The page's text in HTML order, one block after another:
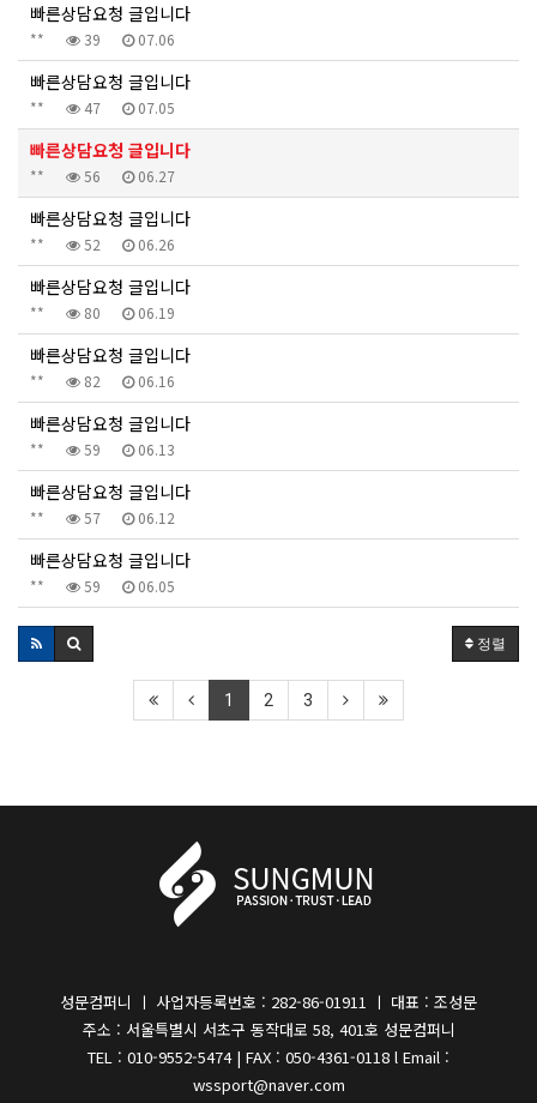
빠른상담요청 글입니다
** 39 07.06
빠른상담요청 글입니다
** 47 07.05
빠른상담요청 글입니다
** 56 06.27
빠른상담요청 글입니다
** 52 06.26
빠른상담요청 글입니다
** 80 06.19
빠른상담요청 글입니다
** 82 06.16
빠른상담요청 글입니다
** 59 06.13
빠른상담요청 글입니다
** 57 06.12
빠른상담요청 글입니다
** 59 06.05
정렬
1 2 3
성문컴퍼니 ㅣ 사업자등록번호 : 282-86-01911 ㅣ 대표 : 조성문
주소 : 서울특별시 서초구 동작대로 58, 401호 성문컴퍼니
TEL : 010-9552-5474 | FAX : 050-4361-0118 l Email :
wssport@naver.com